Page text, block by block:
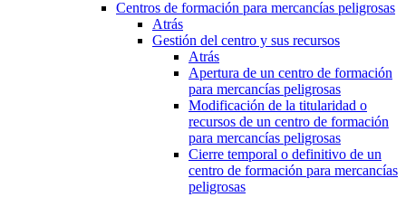
Centros de formación para mercancías peligrosas
Atrás
Gestión del centro y sus recursos
Atrás
Apertura de un centro de formación
para mercancías peligrosas
Modificación de la titularidad o
recursos de un centro de formación
para mercancías peligrosas
Cierre temporal o definitivo de un
centro de formación para mercancías
peligrosas